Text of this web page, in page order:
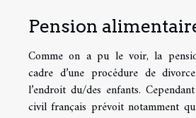
Pension
Comme on a pu le voir, la
cadre d’une procédure de
l’endroit du/des enfants.
civil français prévoit notamment